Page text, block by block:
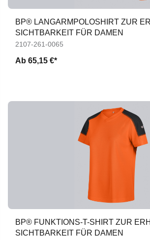
BP® LANGARMPOLOSHIRT ZUR
SICHTBARKEIT FÜR DAMEN
2107-261-0065
Ab 65,15 €*
BP® FUNKTIONS-T-SHIRT ZUR
SICHTBARKEIT FÜR DAMEN